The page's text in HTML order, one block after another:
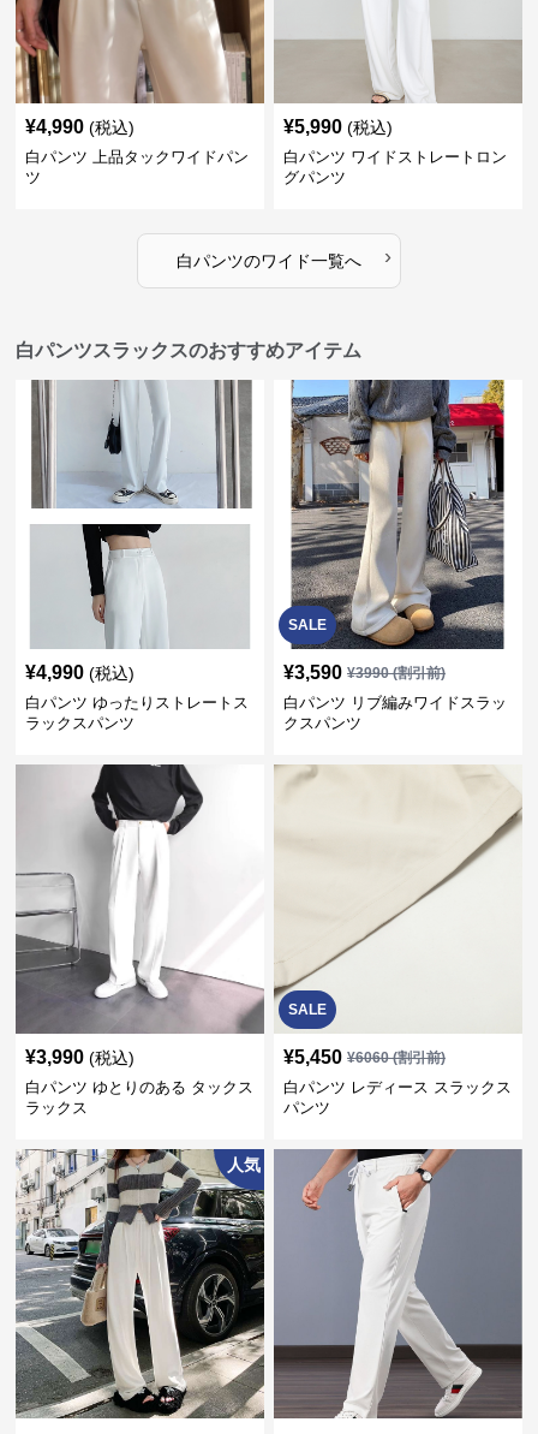
¥4,990 (税込)
白パンツ 上品タックワイドパン
ツ
¥5,990 (税込)
白パンツ ワイドストレートロン
グパンツ
白パンツのワイド一覧へ ›
白パンツスラックスのおすすめアイテム
¥4,990 (税込)
白パンツ ゆったりストレートス
ラックスパンツ
SALE
¥3,590 ¥3990(割引前)
白パンツ リブ編みワイドスラッ
クスパンツ
¥3,990 (税込)
白パンツ ゆとりのある タックス
ラックス
SALE
¥5,450 ¥6060(割引前)
白パンツ レディース スラックス
パンツ
人気